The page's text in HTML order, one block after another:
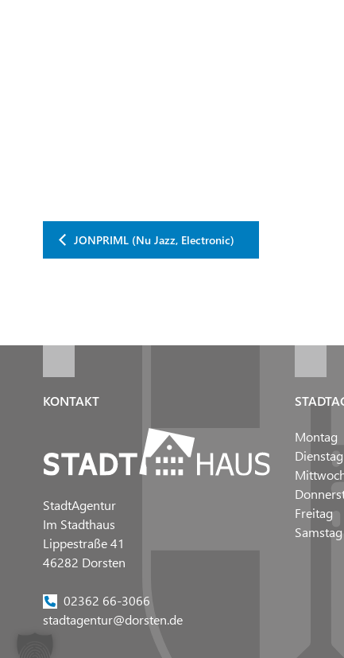
JONPRIML (Nu Jazz, Electronic)
KONTAKT
StadtAgentur
Im Stadthaus
Lippestraße 41
46282 Dorsten
02362 66-3066
stadtagentur@dorsten.de
Montag
Dienstag
Freitag
Samstag